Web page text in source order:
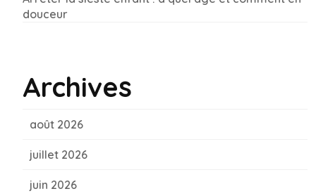
douceur
Archives
août 2026
juillet 2026
juin 2026